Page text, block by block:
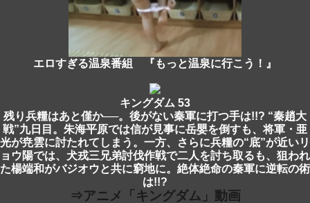
エロすぎる温泉番組 『もっと温泉に行こう！』
キングダム 53
残り兵糧はあと僅か──。後がない秦軍に打つ手は!!? “秦趙大
戦”九日目。朱海平原では信が見事に岳嬰を倒すも、将軍・亜
光が尭雲に討たれてしまう。一方、さらに兵糧の“底”が近いリ
ョウ陽では、犬戎三兄弟討伐作戦で二人を討ち取るも、狙われ
た楊端和がバジオウと共に窮地に。絶体絶命の秦軍に逆転の術
は!!?
⇒アニメ「キングダム」動画